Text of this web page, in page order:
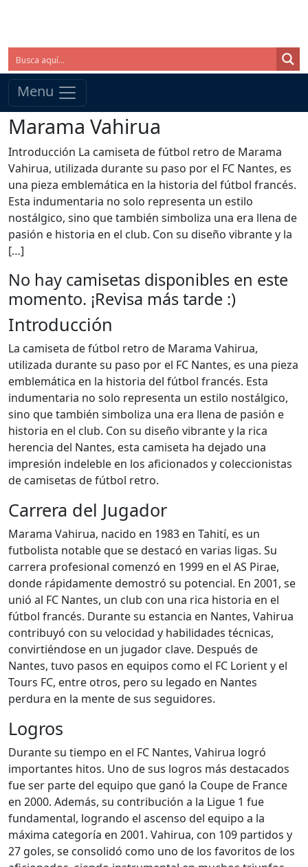
Menu
Marama Vahirua
Introducción La camiseta de fútbol retro de Marama
Vahirua, utilizada durante su paso por el FC Nantes, es
una pieza emblemática en la historia del fútbol francés.
Esta indumentaria no solo representa un estilo
nostálgico, sino que también simboliza una era llena de
pasión e historia en el club. Con su diseño vibrante y la
[…]
No hay camisetas disponibles en este
momento. ¡Revisa más tarde :)
Introducción
La camiseta de fútbol retro de Marama Vahirua,
utilizada durante su paso por el FC Nantes, es una pieza
emblemática en la historia del fútbol francés. Esta
indumentaria no solo representa un estilo nostálgico,
sino que también simboliza una era llena de pasión e
historia en el club. Con su diseño vibrante y la rica
herencia del Nantes, esta camiseta ha dejado una
impresión indeleble en los aficionados y coleccionistas
de camisetas de fútbol retro.
Carrera del Jugador
Marama Vahirua, nacido en 1983 en Tahití, es un
futbolista notable que se destacó en varias ligas. Su
carrera profesional comenzó en 1999 en el AS Pirae,
donde rápidamente demostró su potencial. En 2001, se
unió al FC Nantes, un club con una rica historia en el
fútbol francés. Durante su estancia en Nantes, Vahirua
contribuyó con su velocidad y habilidades técnicas,
convirtiéndose en un jugador clave. Después de
Nantes, tuvo pasos en equipos como el FC Lorient y el
Tours FC, entre otros, pero su legado en Nantes
perdura en la mente de sus seguidores.
Logros
Durante su tiempo en el FC Nantes, Vahirua logró
importantes hitos. Uno de sus logros más destacados
fue ser parte del equipo que ganó la Coupe de France
en 2000. Además, su contribución a la Ligue 1 fue
fundamental, logrando el ascenso del equipo a la
máxima categoría en 2001. Vahirua, con 109 partidos y
27 goles, se consolidó como uno de los favoritos de los